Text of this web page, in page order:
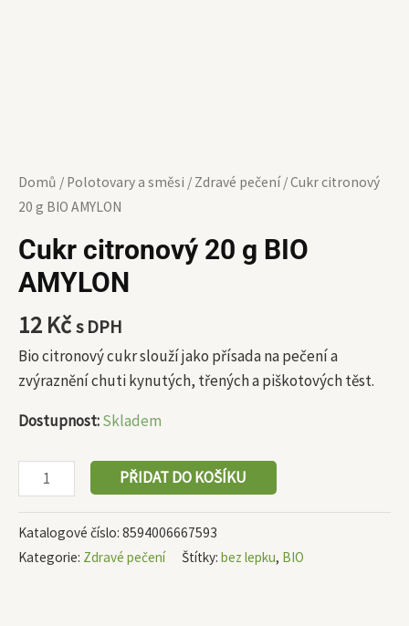
Domů / Polotovary a směsi / Zdravé pečení/ Cukr citronový
20 g BIO AMYLON
Cukr citronový 20 g BIO
AMYLON
12 Kčs DPH
Bio citronový cukr slouží jako přísada na pečení a
zvýraznění chuti kynutých, třených a piškotových těst.
Dostupnost:Skladem
PŘIDAT DO KOŠÍKU
Katalogové číslo: 8594006667593
Kategorie: Zdravé pečení Štítky: bez lepku, BIO